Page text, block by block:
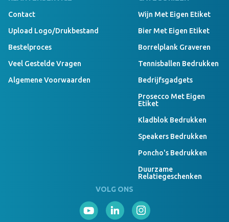
Contact
Upload Logo/drukbestand
Bestelproces
Veel Gestelde Vragen
Algemene Voorwaarden
Wijn Met Eigen Etiket
Bier Met Eigen Etiket
Borrelplank Graveren
Tennisballen Bedrukken
Bedrijfsgadgets
Prosecco Met Eigen
Etiket
Kladblok Bedrukken
Speakers Bedrukken
Poncho's Bedrukken
Duurzame
Relatiegeschenken
VOLG ONS